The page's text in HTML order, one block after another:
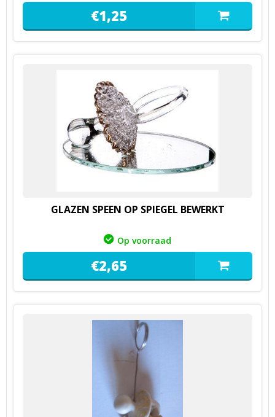
€1,25
GLAZEN SPEEN OP SPIEGEL BEWERKT
Op voorraad
€2,65